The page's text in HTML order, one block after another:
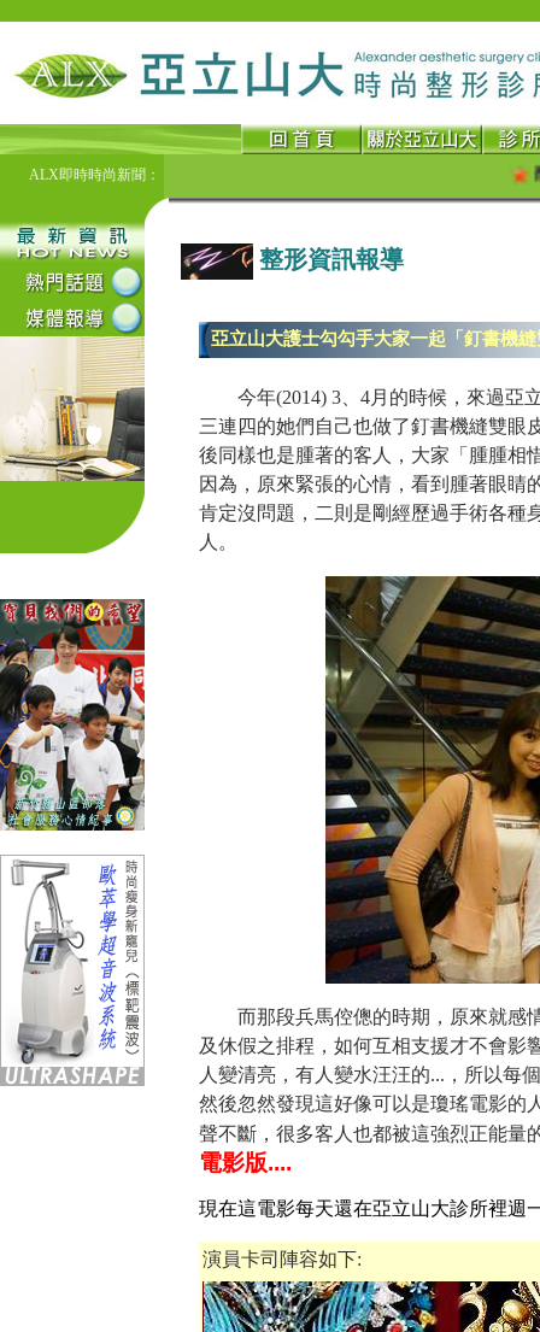
ALX即時時尚新聞： 酷科技～隔空
整形資訊報導
亞立山大護士勾勾手大家一起「釘書機
今年(2014) 3、4月的時候，來過亞
三連四的她們自己也做了釘書機縫雙眼
後同樣也是腫著的客人，大家「腫腫相
因為，原來緊張的心情，看到腫著眼睛
肯定沒問題，二則是剛經歷過手術各種
人。
而那段兵馬倥傯的時期，原來就感情
及休假之排程，如何互相支援才不會影
人變清亮，有人變水汪汪的...，所以每
然後忽然發現這好像可以是瓊瑤電影的
聲不斷，很多客人也都被這強烈正能量
電影版....
現在這電影每天還在亞立山大診所裡週
演員卡司陣容如下: